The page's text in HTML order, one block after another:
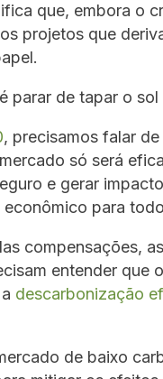
que, embora o
projetos que
parar de tapar o sol
, precisamos falar
só será
e gerar
para
compensações,
entender que
descarbonização
de baixo